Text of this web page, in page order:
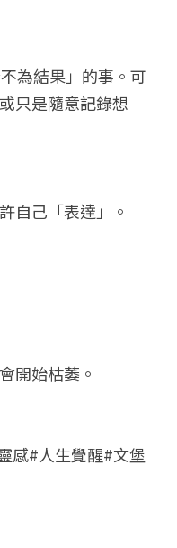
為結果」的事。可
只是隨意記錄想
自己「表達」。
開始枯萎。
感#人生覺醒#文堡